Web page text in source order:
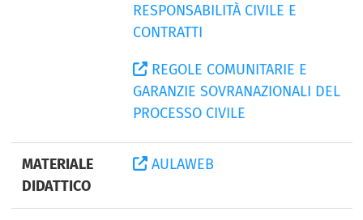
RESPONSABILITÀ CIVILE E
CONTRATTI
REGOLE COMUNITARIE E
GARANZIE SOVRANAZIONALI DEL
PROCESSO CIVILE
MATERIALE
DIDATTICO
AULAWEB